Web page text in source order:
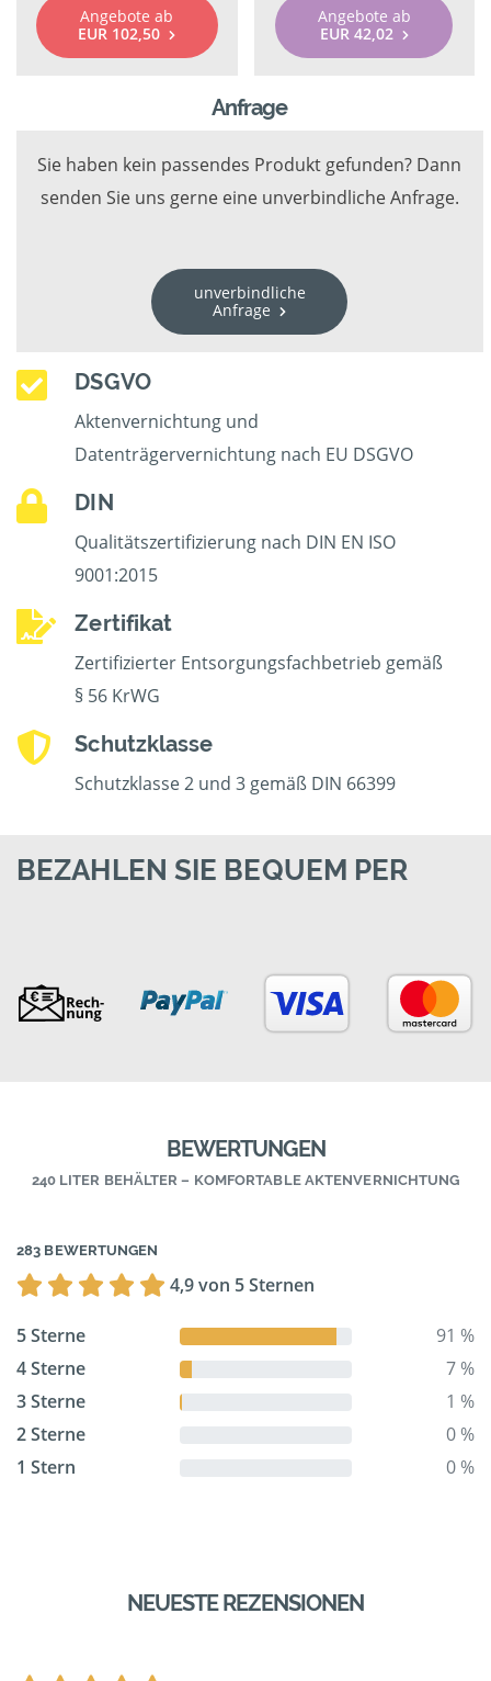
Angebote ab
EUR 102,50
Angebote ab
EUR 42,02
Anfrage
Sie haben kein passendes Produkt gefunden? Dann
senden Sie uns gerne eine unverbindliche Anfrage.
unverbindliche
Anfrage
DSGVO
Aktenvernichtung und
Datenträgervernichtung nach EU DSGVO
DIN
Qualitätszertifizierung nach DIN EN ISO
9001:2015
Zertifikat
Zertifizierter Entsorgungsfachbetrieb gemäß
§ 56 KrWG
Schutzklasse
Schutzklasse 2 und 3 gemäß DIN 66399
BEZAHLEN SIE BEQUEM PER
BEWERTUNGEN
240 LITER BEHÄLTER – KOMFORTABLE AKTENVERNICHTUNG
283 BEWERTUNGEN
4,9 von 5 Sternen
5 Sterne
91 %
4 Sterne
7 %
3 Sterne
1 %
2 Sterne
0 %
1 Stern
0 %
NEUESTE REZENSIONEN